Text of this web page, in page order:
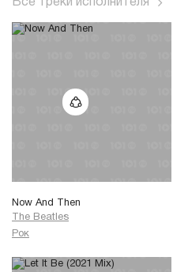
Все треки исполнителя
Now And Then
The Beatles
Рок